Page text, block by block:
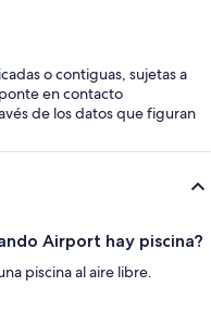
o contiguas, sujetas a
en contacto
de los datos que figuran
Airport hay piscina?
piscina al aire libre.